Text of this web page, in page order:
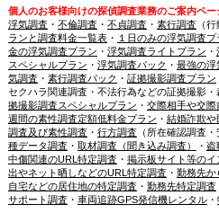
個人のお客様向けの探偵調査業務のご案内ペー
浮気調査・ 不倫調査・ 不貞調査・ 素行調査（行
ランと調査料金一覧表・ １日のみの浮気調査プ
金の浮気調査プラン ・ 浮気調査ライトプラン ・
スペシャルプラン ・ 浮気調査パック ・ 最強の浮
気調査・ 素行調査パック ・ 証拠撮影調査プラン
セクハラ関連調査・不法行為などの証拠撮影・
拠撮影調査スペシャルプラン ・ 交際相手や交
週間の素性調査定額低料金プラン ・ 結婚詐欺や
調査及び素性調査・ 行方調査（所在確認調査・
種データ調査・ 取材調査（聞き込み調査） ・ 盗
中傷関連のURL特定調査・ 掲示板サイト等の
出やネット晒しなどのURL特定調査・ 勤務先か
自宅などの居住地の特定調査・ 勤務先特定調査
サポート調査・ 車両追跡GPS発信機レンタル・